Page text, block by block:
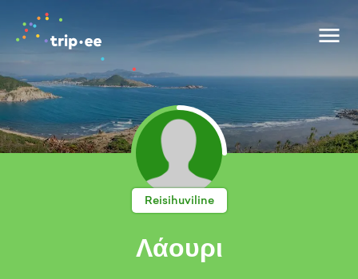
Reisihuviline
Λάουρι